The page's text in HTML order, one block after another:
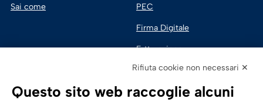
Sai come PEC
Firma Digitale
Fatturazione
Rifiuta cookie non necessari ✕
Questo sito web raccoglie alcuni